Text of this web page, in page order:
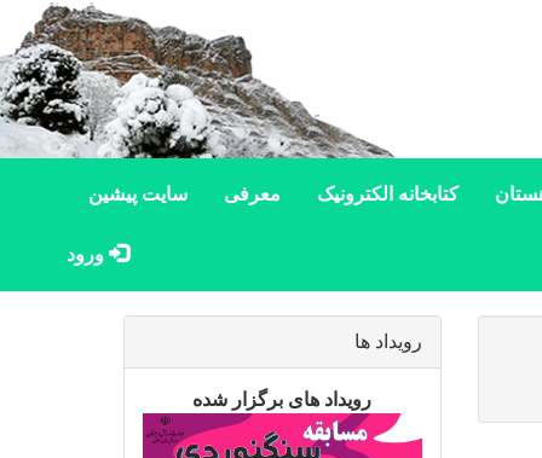
کتابخانه الکترونیک معرفی سایت پیشین
ورود
رویداد ها
رویداد های برگزار شده